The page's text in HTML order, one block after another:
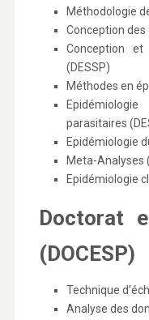
Méthodologie
Conception des
Conception
(DESSP)
Méthodes en
parasitaires
Epidémiologie
Meta-Analyses
Epidémiologie
Doctorat
(DOCESP)
Technique
Analyse des